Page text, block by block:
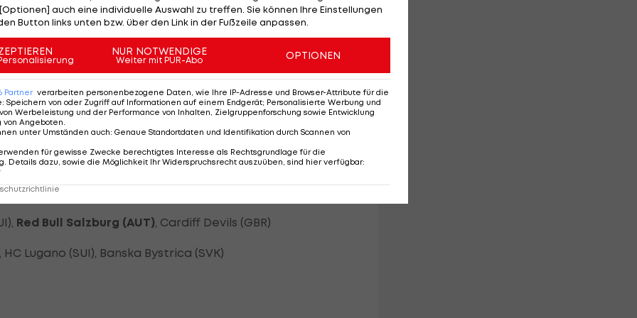
(AUT), Frölunda (SWE), Aalborg Pirates (DEN)
(FIN), Malmö Redhawks (SWE), Yunost Minsk (BLR)
IFK Helsinki (FIN), GKS Tychy (POL)
(GER), EV Zug (SUI), Neman Grodno (BLR)
(FIN), Ocelari Trinec (CZE), Storhamar Hamar (NOR)
Nürnberg Ice Tigers (GER), Rouen Dragons (FRA)
Red Bull Salzburg (AUT), Cardiff Devils (GBR)
Lugano (SUI), Banska Bystrica (SVK)
auch eine individuelle Auswahl zu treffen. Sie können Ihre Einstellungen
Button links unten bzw. über den Link in der Fußzeile anpassen.
NUR NOTWENDIGE
Weiter mit PUR-Abo OPTIONEN
Partner verarbeiten personenbezogene Daten, wie Ihre IP-Adresse und Browser-Attribute für die
: Speichern von oder Zugriff auf Informationen auf einem Endgerät; Personalisierte Werbung und
Werbeleistung und der Performance von Inhalten, Zielgruppenforschung sowie Entwicklung
von Angeboten.
unter Umständen auch: Genaue Standortdaten und Identifikation durch Scannen von
für gewisse Zwecke berechtigtes Interesse als Rechtsgrundlage für die
Details dazu, sowie die Möglichkeit Ihr Widerspruchsrecht auszuüben, sind hier verfügbar: